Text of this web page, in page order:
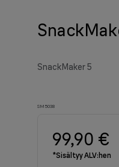
SnackMaker 5
SM5038
99,90 €
*Sisältyy ALV:hen